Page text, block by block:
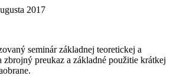
2017
seminár základnej teoretickej a
preukaz a základné použitie krátkej